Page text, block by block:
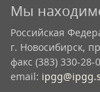
Мы
Российская
г. Новосибирск,
факс (383) 330-28-
email: